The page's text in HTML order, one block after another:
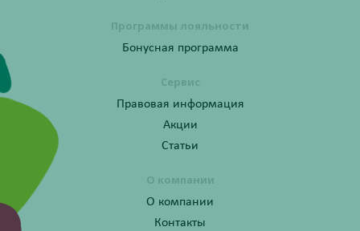
Программы лояльности
Бонусная программа
Сервис
Правовая информация
Акции
Статьи
О компании
О компании
Контакты